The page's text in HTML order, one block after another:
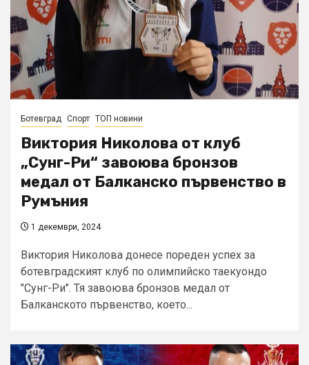
Ботевград Спорт ТОП новини
Виктория Николова от клуб
„Сунг-Ри“ завоюва бронзов
медал от Балканско първенство в
Румъния
1 декември, 2024
Виктория Николова донесе пореден успех за
ботевградският клуб по олимпийско таекуондо
"Сунг-Ри". Тя завоюва бронзов медал от
Балканското първенство, което...